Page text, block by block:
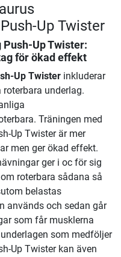
Up Twister
Up Twister:
för ökad effekt
Up Twister inkluderar
underlag.
Träningen med
Up Twister är mer
men ger ökad effekt.
ger i oc för sig
roterbara sådana så
belastas
används och sedan går
som får musklerna
som medföljer
Up Twister kan även